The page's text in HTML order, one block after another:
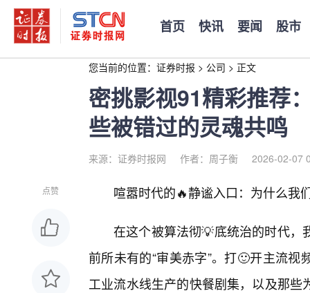
首页 快讯 要闻 股市
您当前的位置： 证券时报 > 公司 > 正文
密挑影视91精彩推荐
些被错过的灵魂共鸣
来源：证券时报网 作者：周子衡 2026-02-07
点赞 喧嚣时代的🔥静谧入口：为什么我
在这个被算法彻💡底统治的时代，
前所未有的“审美赤字”。打🙂开主流
工业流水线生产的快餐剧集，以及那